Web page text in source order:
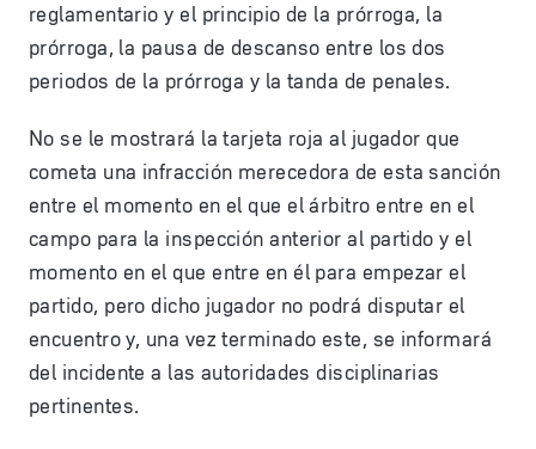
reglamentario y el principio de la prórroga, la
prórroga, la pausa de descanso entre los dos
periodos de la prórroga y la tanda de penales.
No se le mostrará la tarjeta roja al jugador que
cometa una infracción merecedora de esta sanción
entre el momento en el que el árbitro entre en el
campo para la inspección anterior al partido y el
momento en el que entre en él para empezar el
partido, pero dicho jugador no podrá disputar el
encuentro y, una vez terminado este, se informará
del incidente a las autoridades disciplinarias
pertinentes.